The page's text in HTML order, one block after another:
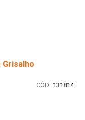
Grisalho
: 131814